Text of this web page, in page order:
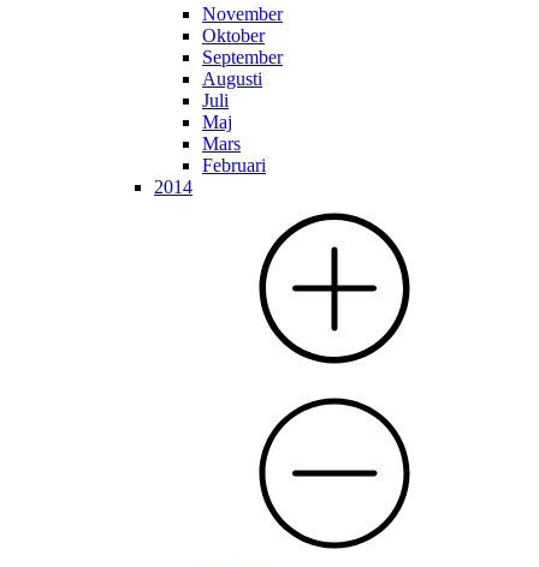
November
Oktober
September
Augusti
Juli
Maj
Mars
Februari
2014